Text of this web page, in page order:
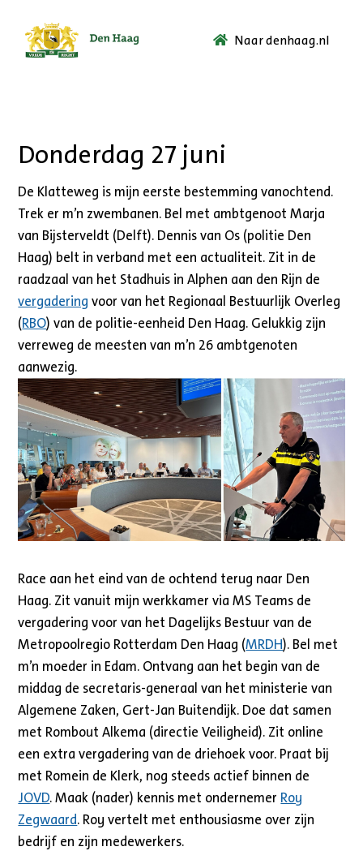
Ga
Naar denhaag.nl
Donderdag 27 juni
De Klatteweg is mijn eerste bestemming vanochtend.
Trek er m’n zwembanen. Bel met ambtgenoot Marja
van Bijsterveldt (Delft). Dennis van Os (politie Den
Haag) belt in verband met een actualiteit. Zit in de
raadzaal van het Stadhuis in Alphen aan den Rijn de
vergadering voor van het Regionaal Bestuurlijk Overleg
(RBO) van de politie-eenheid Den Haag. Gelukkig zijn
verreweg de meesten van m’n 26 ambtgenoten
aanwezig.
Race aan het eind van de ochtend terug naar Den
Haag. Zit vanuit mijn werkkamer via MS Teams de
vergadering voor van het Dagelijks Bestuur van de
Metropoolregio Rotterdam Den Haag (MRDH). Bel met
m’n moeder in Edam. Ontvang aan het begin van de
middag de secretaris-generaal van het ministerie van
Algemene Zaken, Gert-Jan Buitendijk. Doe dat samen
met Rombout Alkema (directie Veiligheid). Zit online
een extra vergadering van de driehoek voor. Praat bij
met Romein de Klerk, nog steeds actief binnen de
JOVD. Maak (nader) kennis met ondernemer Roy
Zegwaard. Roy vertelt met enthousiasme over zijn
bedrijf en zijn medewerkers.